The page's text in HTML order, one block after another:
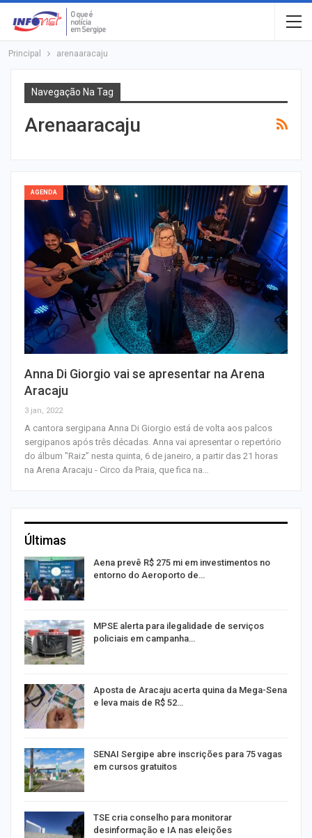
Principal arenaaracaju
Navegação Na Tag
Arenaaracaju
AGENDA
Anna Di Giorgio vai se apresentar na Arena
Aracaju
3 jan, 2022
A cantora sergipana Anna Di Giorgio está de volta aos palcos
sergipanos após três décadas. Anna vai apresentar o repertório
do álbum "Raiz” nesta quinta, 6 de janeiro, a partir das 21 horas
na Arena Aracaju - Circo da Praia, que fica na…
Últimas
Aena prevê R$ 275 mi em investimentos no
entorno do Aeroporto de…
MPSE alerta para ilegalidade de serviços
policiais em campanha…
Aposta de Aracaju acerta quina da Mega-Sena
e leva mais de R$ 52…
SENAI Sergipe abre inscrições para 75 vagas
em cursos gratuitos
TSE cria conselho para monitorar
desinformação e IA nas eleições